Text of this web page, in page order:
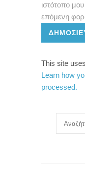
ιστότοπο
επόμενη
This site
Learn how
processed.